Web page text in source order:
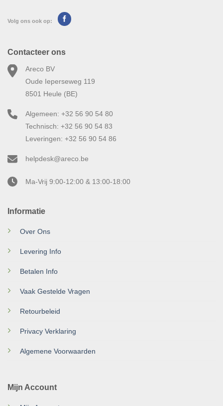
Volg ons ook op:
Informatie
Over Ons
Levering Info
Betalen Info
Vaak Gestelde Vragen
Retourbeleid
Privacy Verklaring
Algemene Voorwaarden
Mijn Account
Contacteer ons
Areco BV
Oude Ieperseweg 119
8501 Heule (BE)
Algemeen: +32 56 90 54 80
Technisch: +32 56 90 54 83
Leveringen: +32 56 90 54 86
helpdesk@areco.be
Ma-Vrij 9:00-12:00 & 13:00-18:00